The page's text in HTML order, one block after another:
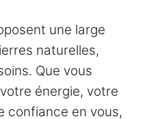
une large
naturelles,
Que vous
énergie, votre
confiance en vous,